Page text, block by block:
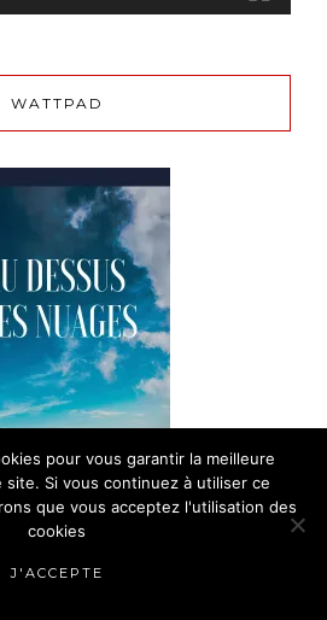
WATTPAD
pour vous garantir la meilleure
Si vous continuez à utiliser ce
que vous acceptez l'utilisation des
cookies
J'ACCEPTE